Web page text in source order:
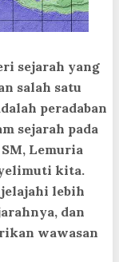
sejarah yang
salah satu
peradaban
sejarah pada
Lemuria
kita.
lebih
dan
wawasan